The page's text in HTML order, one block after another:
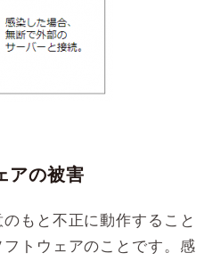
アの被害
もと不正に動作すること
トウェアのことです。感